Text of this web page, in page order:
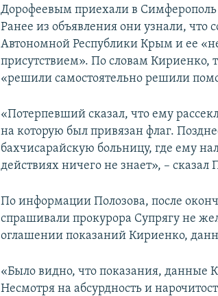
Дорофеевым приехали в Симферополь
Ранее из объявления они узнали, что
Автономной Республики Крым и ее
присутствием». По словам
«решили самостоятельно решили
«Потерпевший сказал, что ему
на которую был привязан флаг.
бахчисарайскую больницу, где ему
действиях ничего не знает», – сказал
По информации Полозова, после
спрашивали прокурора Супрягу не
оглашении показаний Кириенко,
«Было видно, что показания, данные
Несмотря на абсурдность и